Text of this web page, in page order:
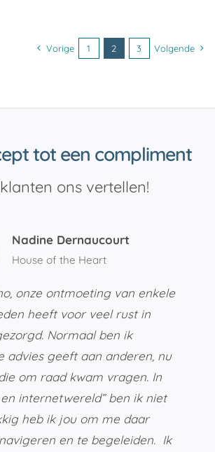
Vorige 1 2 3 Volgende
tot een compliment
ons vertellen!
Nadine Dernaucourt
House of the Heart
onze ontmoeting van enkele
heeft voor veel rust in
Normaal ben ik
advies geeft aan anderen, nu
om raad kwam vragen. In
internetwereld” ben ik niet
heb ik jou om me daar
en te begeleiden. Ik